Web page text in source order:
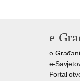
e-
e-Građani
e-
Portal